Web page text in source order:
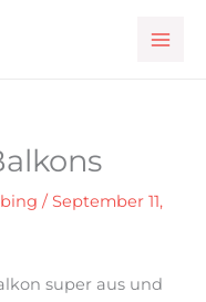
/ September 11,
super aus und